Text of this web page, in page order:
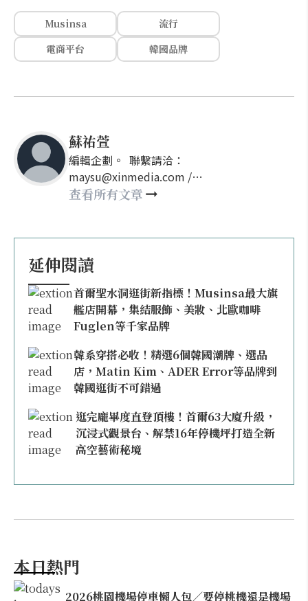
Musinsa
流行
電商平台
韓國品牌
蘇祐萱
編輯企劃。 聯繫請洽：
maysu@xinmedia.com /
may860527@gmail.com
查看所有文章
延伸閱讀
首爾聖水洞逛街新指標！Musinsa最大旗
艦店開幕，集結服飾、美妝、北歐咖啡
Fuglen等千家品牌
韓系穿搭必收！精選6個韓國潮牌、選品
店，Matin Kim、ADER Error等品牌到
韓國逛街不可錯過
逛完龐畢度直登頂樓！首爾63大廈升級，
沉浸式觀景台、解禁16年停機坪打造全新
高空藝術秘境
本日熱門
2026桃園機場停車懶人包／要停桃機還是機場